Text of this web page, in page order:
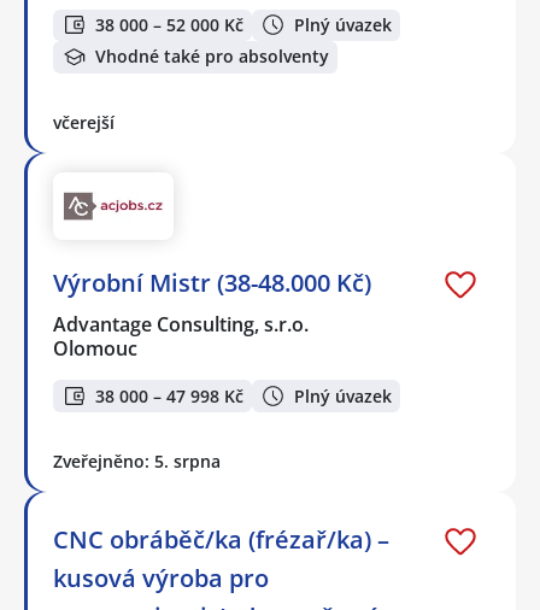
38 000 – 52 000 Kč
Plný úvazek
Vhodné také pro absolventy
včerejší
Výrobní Mistr (38-48.000 Kč)
Advantage Consulting, s.r.o.
Olomouc
38 000 – 47 998 Kč Plný úvazek
Zveřejněno: 5. srpna
CNC obráběč/ka (frézař/ka) –
kusová výroba pro